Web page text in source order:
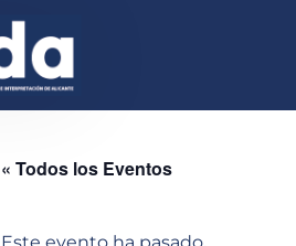
« Todos los Eventos